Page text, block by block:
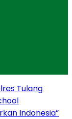
Tulang
Indonesia”